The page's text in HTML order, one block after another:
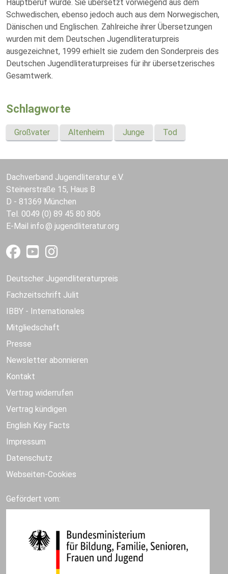
Hauptberuf wurde. Sie übersetzt vorwiegend aus dem
Schwedischen, ebenso jedoch auch aus dem Norwegischen,
Dänischen und Englischen. Zahlreiche ihrer Übersetzungen
wurden mit dem Deutschen Jugendliteraturpreis
ausgezeichnet, 1999 erhielt sie zudem den Sonderpreis des
Deutschen Jugendliteraturpreises für ihr übersetzerisches
Gesamtwerk.
Schlagworte
Großvater Altenheim Junge Tod
Dachverband Jugendliteratur e.V.
Steinerstraße 15, Haus B
D - 81369 München
Tel. 0049 (0) 89 45 80 806
E-Mail info jugendliteratur.org
Deutscher Jugendliteraturpreis
Fachzeitschrift Julit
IBBY - Internationales
Mitgliedschaft
Presse
Newsletter abonnieren
Kontakt
Vertrag widerrufen
Vertrag kündigen
English Key Facts
Impressum
Datenschutz
Webseiten-Cookies
Gefördert vom: